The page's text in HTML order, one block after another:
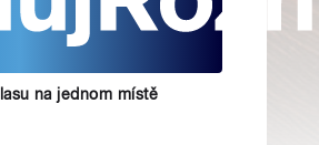
na jednom místě